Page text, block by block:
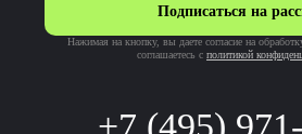
+7 (495)
Подписаться на
Нажимая на кнопку, вы даете согласие на
соглашаетесь c политикой